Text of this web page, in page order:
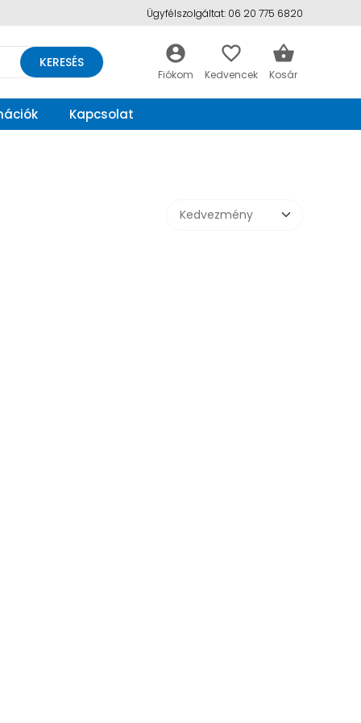
Ügyfélszolgáltat: 06 20 775 6820
Kapcsolat
account_circle favorite_border shopping_basket
KERESÉS